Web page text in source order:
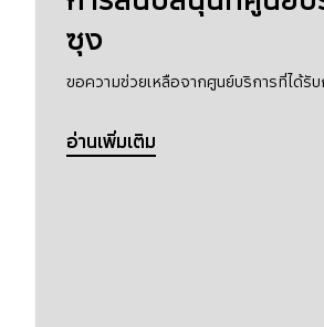
ซุง
ขอความช่วยเหลือจากศูนย์บริการที่ได้รั
อ่านเพิ่มเติม